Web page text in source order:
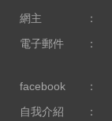
網主
：
電子郵件
：
facebook
：
自我介紹
：